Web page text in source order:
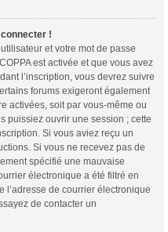
!
et votre mot de passe
est activée et que vous avez
l’inscription, vous devrez suivre
forums exigeront également
activées, soit par vous-même ou
puissiez ouvrir une session ; cette
Si vous aviez reçu un
Si vous ne recevez pas de
spécifié une mauvaise
électronique a été filtré en
l’adresse de courrier électronique
de contacter un